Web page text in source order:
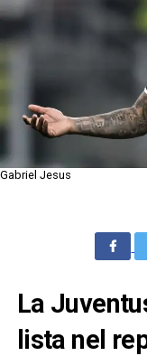
Gabriel Jesus
La
lista nel